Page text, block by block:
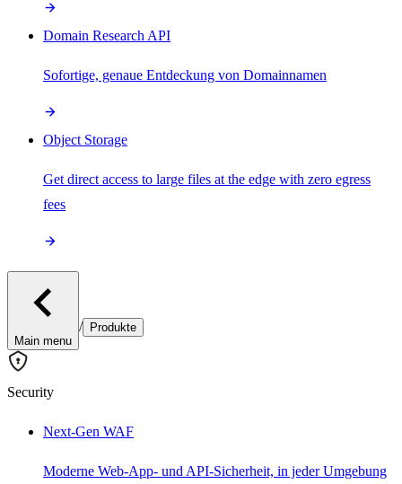
Domain Research API
Sofortige, genaue Entdeckung von Domainnamen
Object Storage
Get direct access to large files at the edge with zero egress
fees
Main menu
/ Produkte
Security
Next-Gen WAF
Moderne Web-App- und API-Sicherheit, in jeder Umgebung